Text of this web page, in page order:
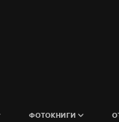
ФОТОКНИГИ